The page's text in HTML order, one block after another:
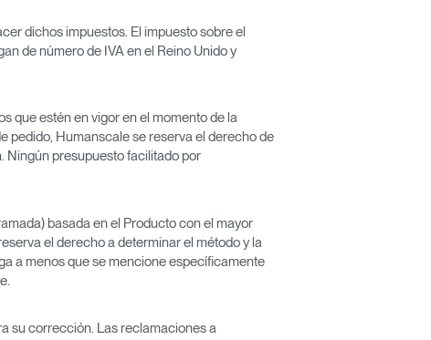
dichos impuestos. El impuesto sobre el
de número de IVA en el Reino Unido y
que estén en vigor en el momento de la
pedido, Humanscale se reserva el derecho de
Ningún presupuesto facilitado por
basada en el Producto con el mayor
el derecho a determinar el método y la
a menos que se mencione específicamente
su corrección. Las reclamaciones a